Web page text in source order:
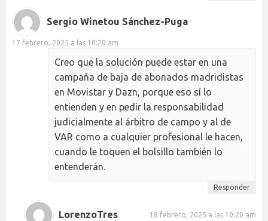
Sergio Winetou Sánchez-Puga
17 febrero, 2025 a las 10:20 am
Creo que la solución puede estar en una
campaña de baja de abonados madridistas
en Movistar y Dazn, porque eso sí lo
entienden y en pedir la responsabilidad
judicialmente al árbitro de campo y al de
VAR como a cualquier profesional le hacen,
cuando le toquen el bolsillo también lo
entenderán.
Responder
LorenzoTres 18 febrero, 2025 a las 10:20 am